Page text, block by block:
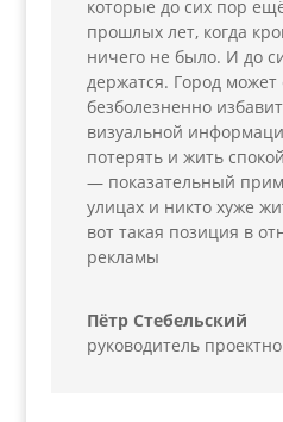
которые до сих пор
прошлых лет, когда
ничего не было. И до
держатся. Город может
безболезненно
визуальной
потерять и жить
— показательный
улицах и никто хуже
вот такая позиция в
рекламы
Пётр Стебельский
руководитель